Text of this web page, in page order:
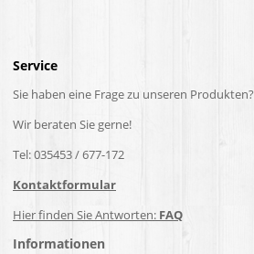
Service
Sie haben eine Frage zu unseren Produkten?
Wir beraten Sie gerne!
Tel: 035453 / 677-172
Kontaktformular
Hier finden Sie Antworten: FAQ
Informationen